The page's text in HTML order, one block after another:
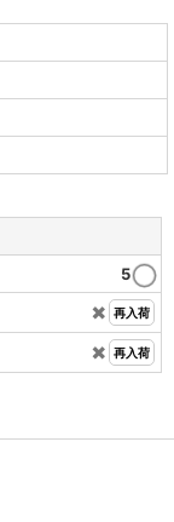
5
✖️ 再入荷
✖️ 再入荷